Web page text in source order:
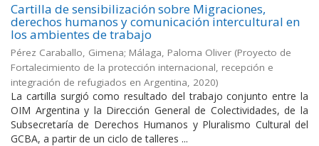
Cartilla de sensibilización sobre Migraciones,
derechos humanos y comunicación intercultural en
los ambientes de trabajo
Pérez Caraballo, Gimena; Málaga, Paloma Oliver (Proyecto de
Fortalecimiento de la protección internacional, recepción e
integración de refugiados en Argentina, 2020)
La cartilla surgió como resultado del trabajo conjunto entre la
OIM Argentina y la Dirección General de Colectividades, de la
Subsecretaría de Derechos Humanos y Pluralismo Cultural del
GCBA, a partir de un ciclo de talleres ...